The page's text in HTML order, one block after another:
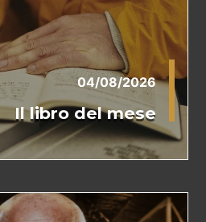
04/08/2026
Il libro del mese